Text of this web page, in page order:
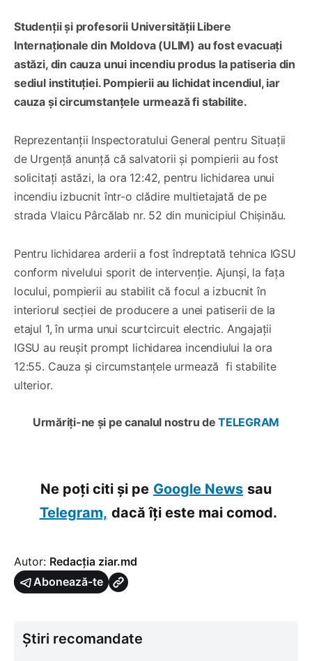
Studenții și profesorii Universității Libere
Internaționale din Moldova (ULIM) au fost evacuați
astăzi, din cauza unui incendiu produs la patiseria din
sediul instituției. Pompierii au lichidat incendiul, iar
cauza și circumstanțele urmează fi stabilite.
Reprezentanții Inspectoratului General pentru Situații
de Urgență anunță că salvatorii și pompierii au fost
solicitați astăzi, la ora 12:42, pentru lichidarea unui
incendiu izbucnit într-o clădire multietajată de pe
strada Vlaicu Pârcălab nr. 52 din municipiul Chișinău.
Pentru lichidarea arderii a fost îndreptată tehnica IGSU
conform nivelului sporit de intervenție. Ajunși, la fața
locului, pompierii au stabilit că focul a izbucnit în
interiorul secției de producere a unei patiserii de la
etajul 1, în urma unui scurtcircuit electric. Angajații
IGSU au reușit prompt lichidarea incendiului la ora
12:55. Cauza și circumstanțele urmează fi stabilite
ulterior.
Urmăriți-ne și pe canalul nostru deTELEGRAM
Ne poți citi și pe Google News sau
Telegram, dacă îți este mai comod.
Autor: Redacția ziar.md
Abonează-te
Știri recomandate